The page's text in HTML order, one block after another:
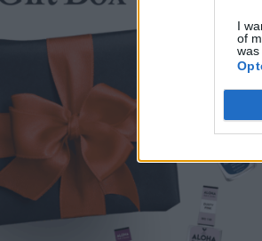
I
of
was